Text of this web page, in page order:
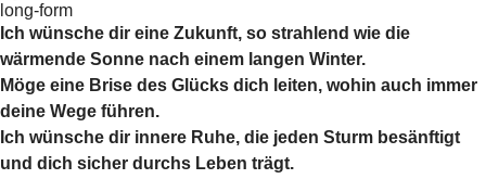
long-form
Ich wünsche dir eine Zukunft, so strahlend wie die
wärmende Sonne nach einem langen Winter.
Möge eine Brise des Glücks dich leiten, wohin auch immer
deine Wege führen.
Ich wünsche dir innere Ruhe, die jeden Sturm besänftigt
und dich sicher durchs Leben trägt.